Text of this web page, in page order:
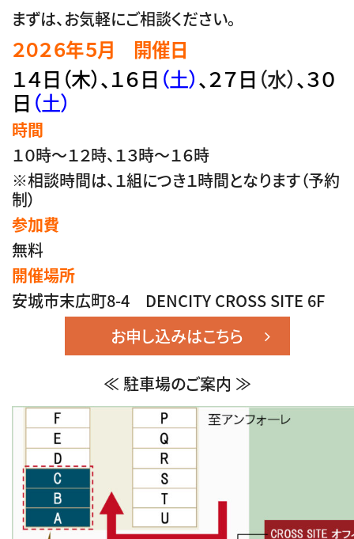
まずは、お気軽にご相談ください。
２０２６年５月 開催日
１４日 （木）、１６日 （土）、２７日 （水）、３０
日 （土）
時間
１０時～１２時、１３時～１６時
※相談時間は、１組につき１時間となります（予約
制）
参加費
無料
開催場所
安城市末広町8-4 DENCITY CROSS SITE 6F
お申し込みはこちら
≪ 駐車場のご案内 ≫